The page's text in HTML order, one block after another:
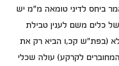
ביחס לדיני טומאה מ"מ יש
כלים משם לענין טבילת
(בפת"ש קכ,ו הביא רק את
לקרקע) עולה שכלי